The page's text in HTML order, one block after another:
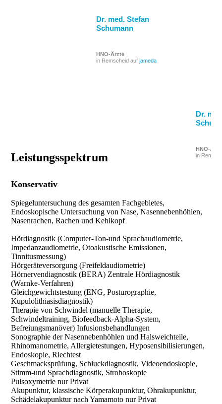
Leistungsspektrum
Konservativ
Spiegeluntersuchung des gesamten Fachgebietes,
Endoskopische Untersuchung von Nase, Nasennebenhöhlen,
Nasenrachen, Rachen und Kehlkopf
Hördiagnostik (Computer-Ton-und Sprachaudiometrie,
Impedanzaudiometrie, Otoakustische Emissionen,
Tinnitusmessung)
Hörgeräteversorgung (Freifeldaudiometrie)
Hörnervendiagnostik (BERA) Zentrale Hördiagnostik
(Warnke-Verfahren)
Gleichgewichtstestung (ENG, Posturographie,
Kupulolithiasisdiagnostik)
Therapie von Schwindel (manuelle Therapie,
Schwindeltraining, Biofeedback-Alpha-System,
Befreiungsmanöver) Infusionsbehandlungen
Sonographie der Nasennebenhöhlen und Halsweichteile,
Rhinomanometrie, Allergietestungen, Hyposensibilisierungen,
Endoskopie, Riechtest
Geschmacksprüfung, Schluckdiagnostik, Videoendoskopie,
Stimm-und Sprachdiagnostik, Stroboskopie
Pulsoxymetrie nur Privat
Akupunktur, klassische Körperakupunktur, Ohrakupunktur,
Schädelakupunktur nach Yamamoto nur Privat